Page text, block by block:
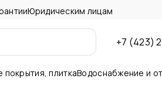
Юридическим лицам
+7 (423)
покрытия, плиткаВодоснабжение и